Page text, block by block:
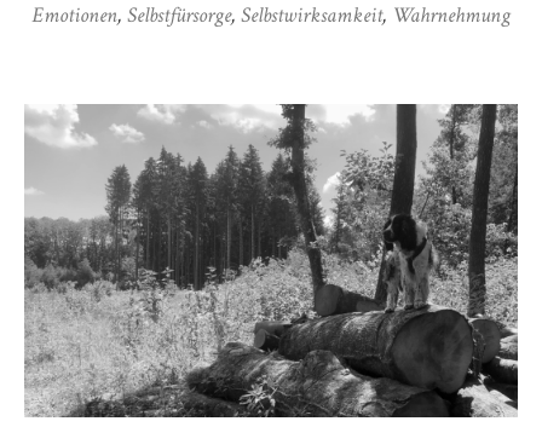
Emotionen, Selbstfürsorge, Selbstwirksamkeit, Wahrnehmung